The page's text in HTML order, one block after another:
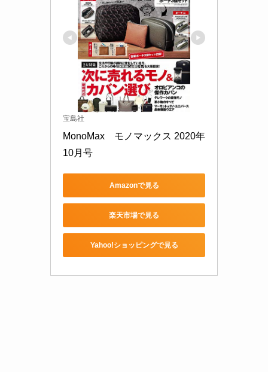
宝島社
MonoMax　モノマックス 2020年
10月号
Amazonで見る
楽天市場で見る
Yahoo!ショッピングで見る